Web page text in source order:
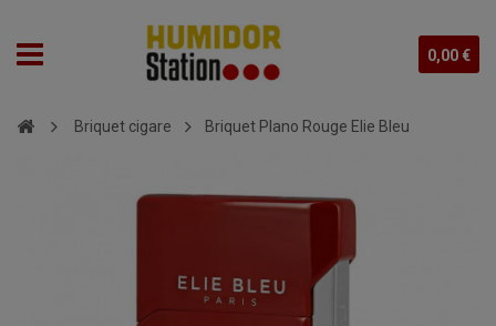
0,00 €
Briquet cigare Briquet Plano Rouge Elie Bleu